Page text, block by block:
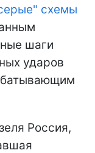
схемы
шаги
ударов
Россия,